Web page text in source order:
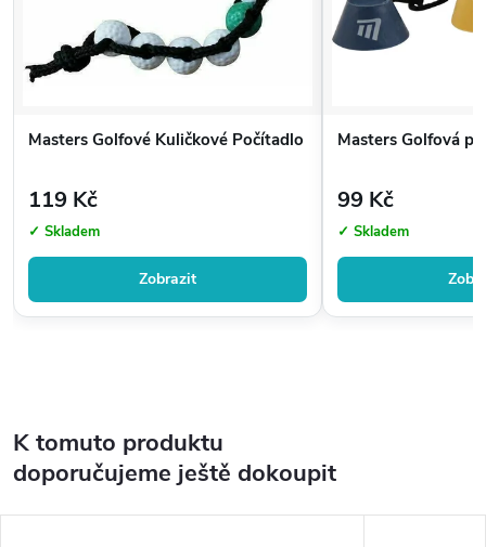
Masters Golfové Kuličkové Počítadlo
119 Kč
✓ Skladem
Zobrazit
Masters Golfová
99 Kč
✓ Skladem
K tomuto produktu
doporučujeme ještě dokoupit